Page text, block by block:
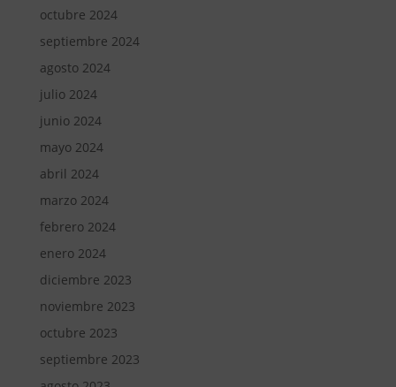
octubre 2024
septiembre 2024
agosto 2024
julio 2024
junio 2024
mayo 2024
abril 2024
marzo 2024
febrero 2024
enero 2024
diciembre 2023
noviembre 2023
octubre 2023
septiembre 2023